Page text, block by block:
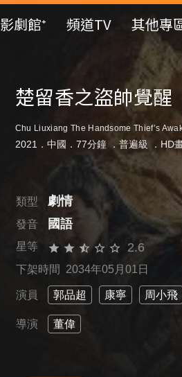
影劇館⁺ 頻道TV 其他專
楚留香之盜帥覺醒
Chu Liuxiang The Handsome Thief’s
2021．中國．77分鐘 ． 普遍級 ．HD
類型 劇情
發音 國語
星等 2.6
下架時間 2034年05月01日
演員 郭品超 康寧 周小飛
導演 董偉